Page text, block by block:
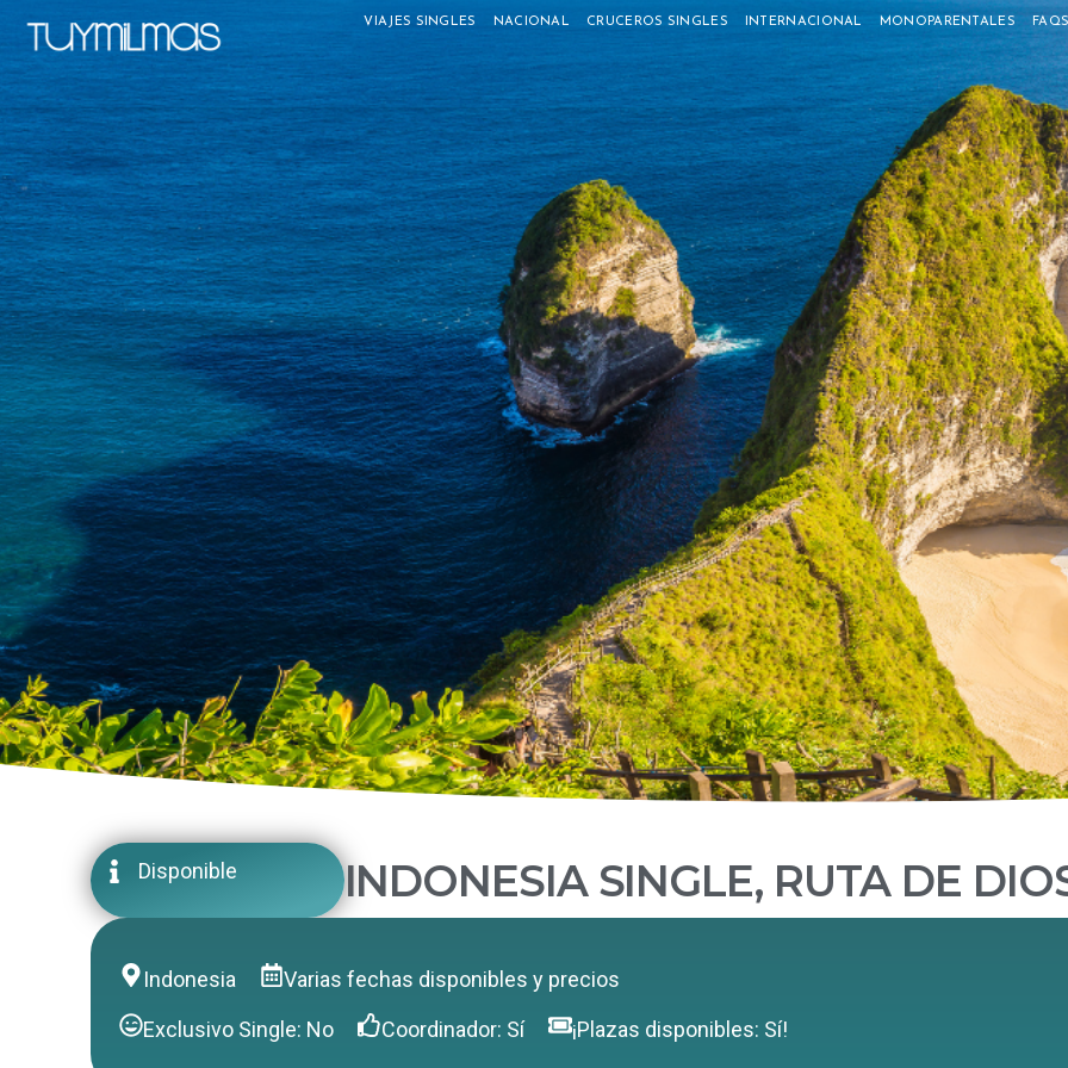
VIAJES SINGLES NACIONAL CRUCEROS SINGLES INTERNACIONAL MONOPARENTALES
Disponible INDONESIA SINGLE, RUTA DE
Indonesia
Varias fechas disponibles y precios
Exclusivo Single: No
Coordinador: Sí ¡Plazas disponibles: Sí!